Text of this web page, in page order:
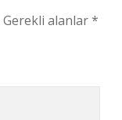
Gerekli alanlar*